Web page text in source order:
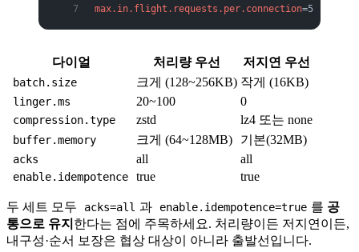
max.in.flight.requests.per.connection=5
다이얼 처리량 우선 저지연 우선
batch.size 크게 (128~256KB) 작게 (16KB)
linger.ms 20~100 0
compression.type zstd lz4 또는 none
buffer.memory 크게 (64~128MB) 기본(32MB)
acks all all
enable.idempotence true true
두 세트 모두 acks=all 과 enable.idempotence=true 를 공
통으로 유지 한다는 점에 주목하세요. 처리량이든 저지연이든,
내구성·순서 보장은 협상 대상이 아니라 출발선입니다.